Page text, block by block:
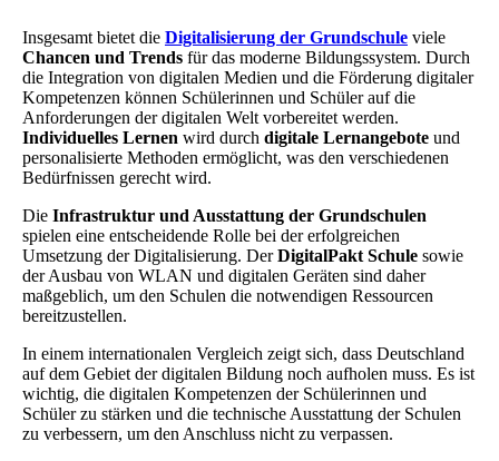
Insgesamt bietet die Digitalisierung der Grundschule viele
Chancen und Trends für das moderne Bildungssystem. Durch
die Integration von digitalen Medien und die Förderung digitaler
Kompetenzen können Schülerinnen und Schüler auf die
Anforderungen der digitalen Welt vorbereitet werden.
Individuelles Lernen wird durch digitale Lernangebote und
personalisierte Methoden ermöglicht, was den verschiedenen
Bedürfnissen gerecht wird.
Die Infrastruktur und Ausstattung der Grundschulen
spielen eine entscheidende Rolle bei der erfolgreichen
Umsetzung der Digitalisierung. DerDigitalPakt Schule sowie
der Ausbau von WLAN und digitalen Geräten sind daher
maßgeblich, um den Schulen die notwendigen Ressourcen
bereitzustellen.
In einem internationalen Vergleich zeigt sich, dass Deutschland
auf dem Gebiet der digitalen Bildung noch aufholen muss. Es ist
wichtig, die digitalen Kompetenzen der Schülerinnen und
Schüler zu stärken und die technische Ausstattung der Schulen
zu verbessern, um den Anschluss nicht zu verpassen.